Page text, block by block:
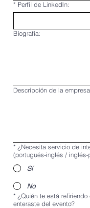
* Perfil de LinkedIn:
Biografía:
Descripción de la
* ¿Necesita servicio de
(portugués-inglés / inglés-
Sí
No
* ¿Quién te está refiriendo
enteraste del evento?